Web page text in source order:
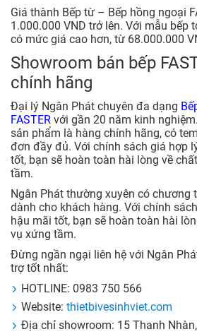
Giá thành Bếp từ – Bếp hồng ngoại
1.000.000 VND trở lên. Với mẫu bếp
có mức giá cao hơn, từ 68.000.000
Showroom bán bếp
chính hãng
Đại lý Ngân Phát chuyên đa dạng
FASTER với gần 20 năm kinh
sản phẩm là hàng chính hãng, có
đơn đầy đủ. Với chính sách giá hợp
tốt, bạn sẽ hoàn toàn hài lòng về
tầm.
Ngân Phát thường xuyên có chương
dành cho khách hàng. Với chính
hậu mãi tốt, bạn sẽ hoàn toàn hài
vụ xứng tầm.
Đừng ngần ngại liên hệ với Ngân
trợ tốt nhất:
HOTLINE: 0983 750 566
Website: thietbivesinhviet.com
Địa chỉ showroom: 15 Thanh